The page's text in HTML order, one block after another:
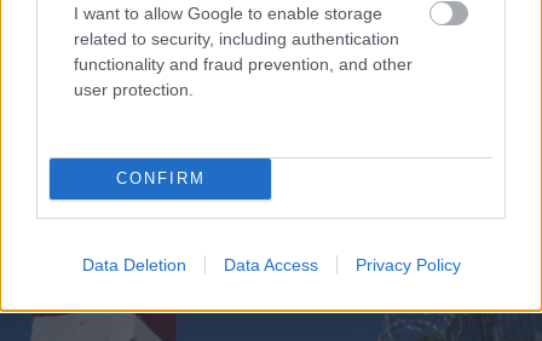
I want to allow Google to enable storage
related to security, including authentication
functionality and fraud prevention, and other
user protection.
CONFIRM
Data Deletion Data Access Privacy Policy